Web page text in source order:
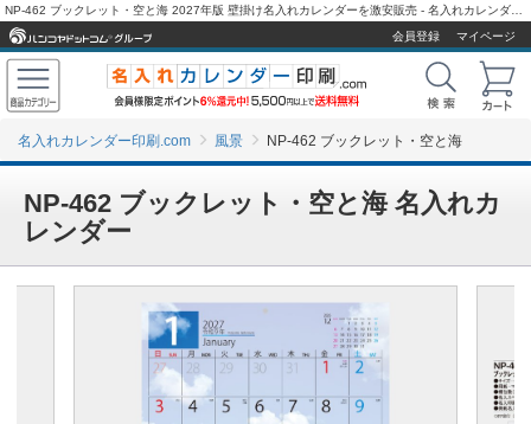
会員登録
マイページ
名入れカレンダー印刷.com 風景 NP-462 ブックレット・空と海
NP-462 ブックレット・空と海 名入れカ
レンダー